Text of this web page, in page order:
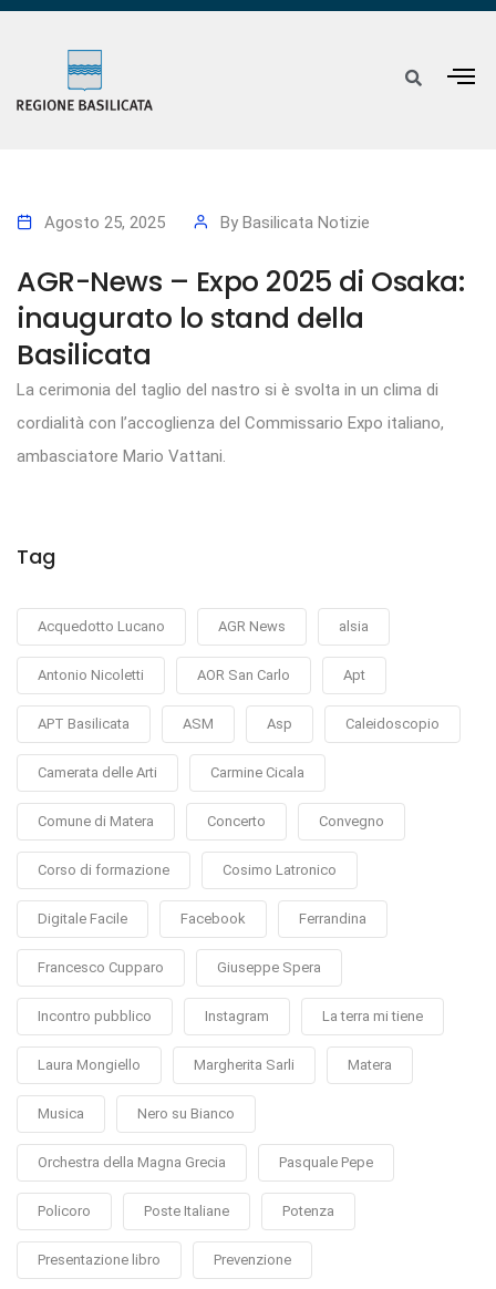
Agosto 25, 2025 By Basilicata Notizie
AGR-News – Expo 2025 di Osaka:
inaugurato lo stand della
Basilicata
La cerimonia del taglio del nastro si è svolta in un clima di
cordialità con l’accoglienza del Commissario Expo italiano,
ambasciatore Mario Vattani.
Tag
Acquedotto Lucano AGR News alsia
Antonio Nicoletti AOR San Carlo Apt
APT Basilicata ASM Asp Caleidoscopio
Camerata delle Arti Carmine Cicala
Comune di Matera Concerto Convegno
Corso di formazione Cosimo Latronico
Digitale Facile Facebook Ferrandina
Francesco Cupparo Giuseppe Spera
Incontro pubblico Instagram La terra mi tiene
Laura Mongiello Margherita Sarli Matera
Musica Nero su Bianco
Orchestra della Magna Grecia Pasquale Pepe
Policoro Poste Italiane Potenza
Presentazione libro Prevenzione